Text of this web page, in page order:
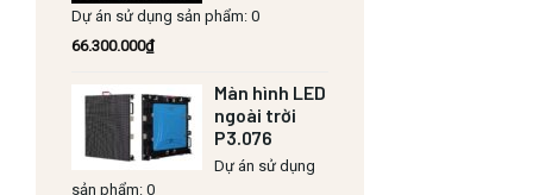
Dự án sử dụng sản phẩm: 0
66.300.000₫
Màn hình LED
ngoài trời
P3.076
Dự án sử dụng
sản phẩm: 0